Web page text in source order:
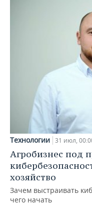
Технологии 31 июл,
Агробизнес под
хозяйство
Зачем выстраивать
чего начать